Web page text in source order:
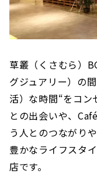
草叢（くさむら）
グジュアリー）の
活）な時間“をコン
との出会いや、
う人とのつながり
豊かなライフスタ
店です。